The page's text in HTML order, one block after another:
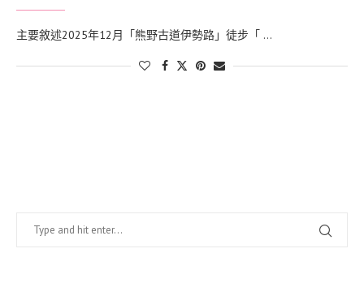
主要敘述2025年12月「熊野古道伊勢路」徒步「 …